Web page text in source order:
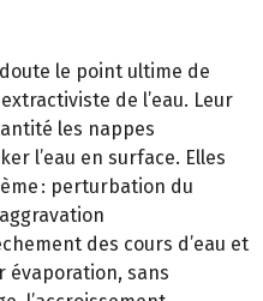
le point ultime de
de l’eau. Leur
les nappes
l’eau en surface. Elles
: perturbation du
des cours d’eau et
évaporation, sans